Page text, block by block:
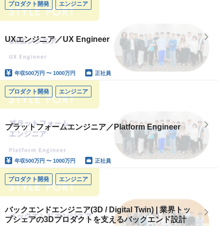
プロダクト開発 エンジニア
UXエンジニア／UX Engineer
年収500万円 〜 1000万円 正社員
プロダクト開発 エンジニア
プラットフォームエンジニア／Platform Engineer
年収500万円 〜 1000万円 正社員
プロダクト開発 エンジニア
バックエンドエンジニア(3D / Digital Twin) | 業界トッ
プシェアの3Dプロダクトを支えるバックエンド設計